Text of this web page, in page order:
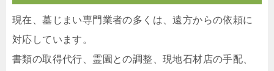
現在、墓じまい専門業者の多くは、遠方からの依頼に
対応しています。
書類の取得代行、霊園との調整、現地石材店の手配、